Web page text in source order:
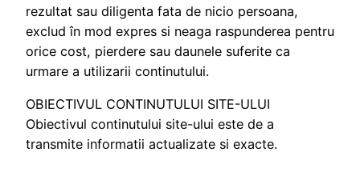
rezultat sau diligenta fata de nicio persoana,
exclud în mod expres si neaga raspunderea pentru
orice cost, pierdere sau daunele suferite ca
urmare a utilizarii continutului.
OBIECTIVUL CONTINUTULUI SITE-ULUI
Obiectivul continutului site-ului este de a
transmite informatii actualizate si exacte.